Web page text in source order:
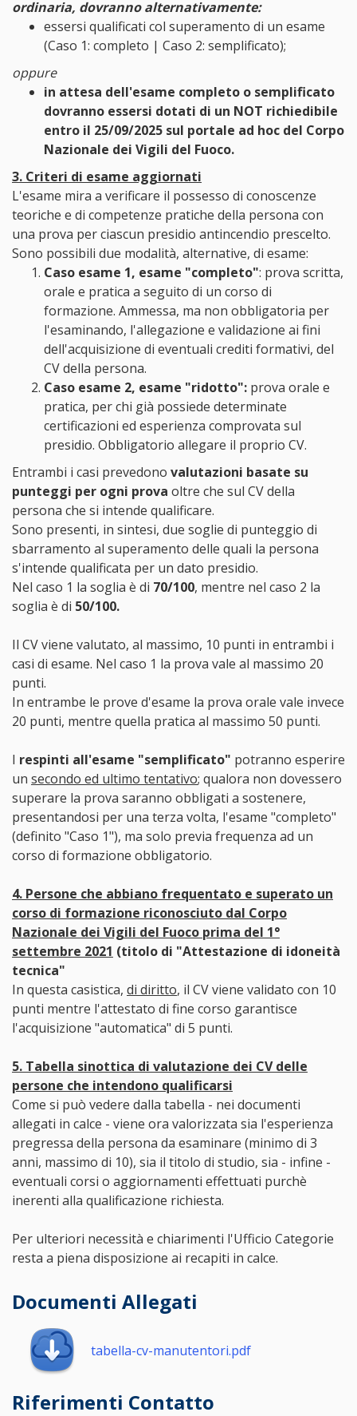
ordinaria, dovranno alternativamente:
essersi qualificati col superamento di un esame
(Caso 1: completo | Caso 2: semplificato);
oppure
in attesa dell'esame completo o semplificato
dovranno essersi dotati di un NOT richiedibile
entro il 25/09/2025 sul portale ad hoc del Corpo
Nazionale dei Vigili del Fuoco.
3. Criteri di esame aggiornati
L'esame mira a verificare il possesso di conoscenze
teoriche e di competenze pratiche della persona con
una prova per ciascun presidio antincendio prescelto.
Sono possibili due modalità, alternative, di esame:
Caso esame 1, esame "completo": prova scritta,
orale e pratica a seguito di un corso di
formazione. Ammessa, ma non obbligatoria per
l'esaminando, l'allegazione e validazione ai fini
dell'acquisizione di eventuali crediti formativi, del
CV della persona.
Caso esame 2, esame "ridotto": prova orale e
pratica, per chi già possiede determinate
certificazioni ed esperienza comprovata sul
presidio. Obbligatorio allegare il proprio CV.
Entrambi i casi prevedono valutazioni basate su
punteggi per ogni prova oltre che sul CV della
persona che si intende qualificare.
Sono presenti, in sintesi, due soglie di punteggio di
sbarramento al superamento delle quali la persona
s'intende qualificata per un dato presidio.
Nel caso 1 la soglia è di 70/100, mentre nel caso 2 la
soglia è di 50/100.
Il CV viene valutato, al massimo, 10 punti in entrambi i
casi di esame. Nel caso 1 la prova vale al massimo 20
punti.
In entrambe le prove d'esame la prova orale vale invece
20 punti, mentre quella pratica al massimo 50 punti.
I respinti all'esame "semplificato" potranno esperire
un secondo ed ultimo tentativo; qualora non dovessero
superare la prova saranno obbligati a sostenere,
presentandosi per una terza volta, l'esame "completo"
(definito "Caso 1"), ma solo previa frequenza ad un
corso di formazione obbligatorio.
4. Persone che abbiano frequentato e superato un
corso di formazione riconosciuto dal Corpo
Nazionale dei Vigili del Fuoco prima del 1°
settembre 2021 (titolo di "Attestazione di idoneità
tecnica"
In questa casistica, di diritto, il CV viene validato con 10
punti mentre l'attestato di fine corso garantisce
l'acquisizione "automatica" di 5 punti.
5. Tabella sinottica di valutazione dei CV delle
persone che intendono qualificarsi
Come si può vedere dalla tabella - nei documenti
allegati in calce - viene ora valorizzata sia l'esperienza
pregressa della persona da esaminare (minimo di 3
anni, massimo di 10), sia il titolo di studio, sia - infine -
eventuali corsi o aggiornamenti effettuati purchè
inerenti alla qualificazione richiesta.
Per ulteriori necessità e chiarimenti l'Ufficio Categorie
resta a piena disposizione ai recapiti in calce.
Documenti Allegati
tabella-cv-manutentori.pdf
Riferimenti Contatto